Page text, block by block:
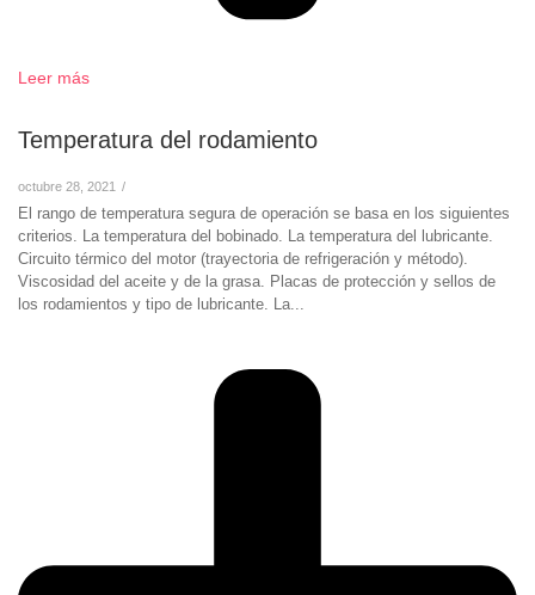
Leer más
Temperatura del rodamiento
octubre 28, 2021 /
El rango de temperatura segura de operación se basa en los siguientes
criterios. La temperatura del bobinado. La temperatura del lubricante.
Circuito térmico del motor (trayectoria de refrigeración y método).
Viscosidad del aceite y de la grasa. Placas de protección y sellos de
los rodamientos y tipo de lubricante. La...